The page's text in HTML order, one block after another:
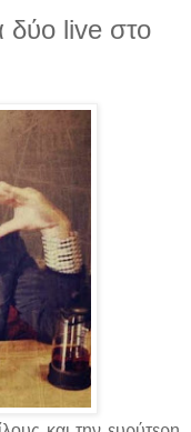
δύο live στο